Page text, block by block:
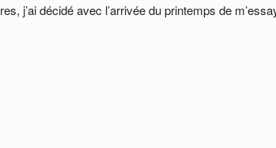
j’ai décidé avec l’arrivée du printemps de